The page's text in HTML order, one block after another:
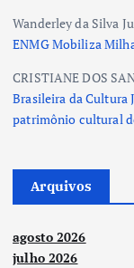
Wanderley da Silva
ENMG Mobiliza
CRISTIANE DOS
Brasileira da Cultura
patrimônio cultural
Arquivos
agosto 2026
julho 2026